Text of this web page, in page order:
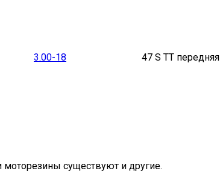
3.00-18 47 S TT передняя
существуют и другие.